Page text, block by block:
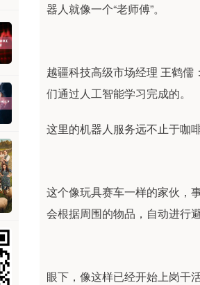
器人就像一个“老师傅”。
越疆科技高级市场经理 王鹤
们通过人工智能学习完成的。
这里的机器人服务远不止于咖
这个像玩具赛车一样的家伙，
会根据周围的物品，自动进行避
眼下，像这样已经开始上岗干